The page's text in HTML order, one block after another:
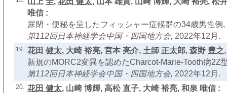
唯信 :
尿閉・便秘を呈したフィッシャー症候群の34歳男性例,
第112回日本神経学会中国・四国地方会, 2022年12月.
19. 花田 健太, 大崎 裕亮, 宮本 亮介, 土師 正太郎, 森野 豊之
新規のMORC2変異を認めたCharcot-Marie-Tooth病2Z
第112回日本神経学会中国・四国地方会, 2022年12月.
20. 花田 健太, 山﨑 博輝, 高松 直子, 大崎 裕亮, 和泉 唯信 :